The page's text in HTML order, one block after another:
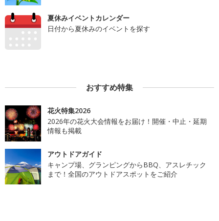
夏休みイベントカレンダー
日付から夏休みのイベントを探す
おすすめ特集
花火特集2026
2026年の花火大会情報をお届け！開催・中止・延期
情報も掲載
アウトドアガイド
キャンプ場、グランピングからBBQ、アスレチック
まで！全国のアウトドアスポットをご紹介